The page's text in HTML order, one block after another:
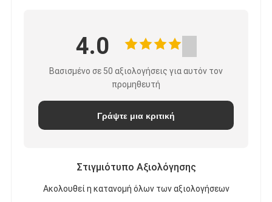
4.0
Βασισμένο σε 50 αξιολογήσεις για αυτόν τον
προμηθευτή
Γράψτε μια κριτική
Στιγμιότυπο Αξιολόγησης
Ακολουθεί η κατανομή όλων των αξιολογήσεων